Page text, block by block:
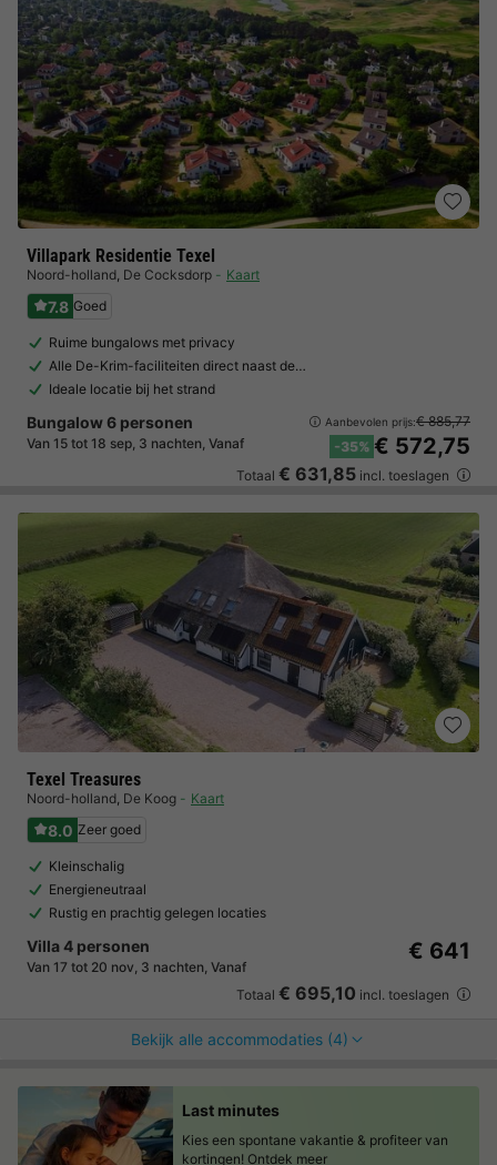
Villapark Residentie Texel
Noord-holland, De Cocksdorp Kaart
7.8 Goed
Ruime bungalows met privacy
Alle De-Krim-faciliteiten direct naast de…
Ideale locatie bij het strand
Bungalow 6 personen
Van 15 tot 18 sep, 3 nachten, Vanaf
Aanbevolen prijs:€ 885,77
-35% € 572,75
Totaal € 631,85 incl. toeslagen
Texel Treasures
Noord-holland, De Koog Kaart
8.0 Zeer goed
Kleinschalig
Energieneutraal
Rustig en prachtig gelegen locaties
Villa 4 personen
Van 17 tot 20 nov, 3 nachten, Vanaf
€ 641
Totaal € 695,10 incl. toeslagen
Bekijk alle accommodaties (4)
Last minutes
Kies een spontane vakantie & profiteer van
kortingen! Ontdek meer